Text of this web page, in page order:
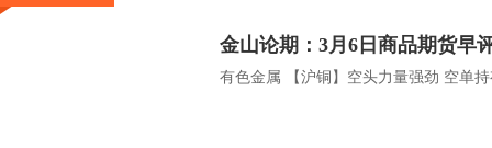
金山论期：3月6日商品期货早
有色金属 【沪铜】空头力量强劲 空单